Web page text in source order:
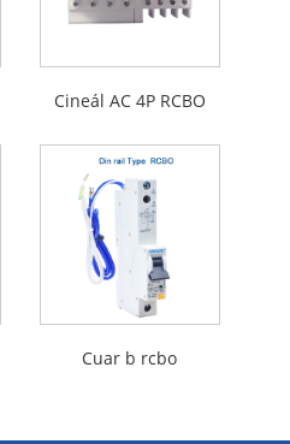
Cineál AC 4P RCBO
Cuar b rcbo